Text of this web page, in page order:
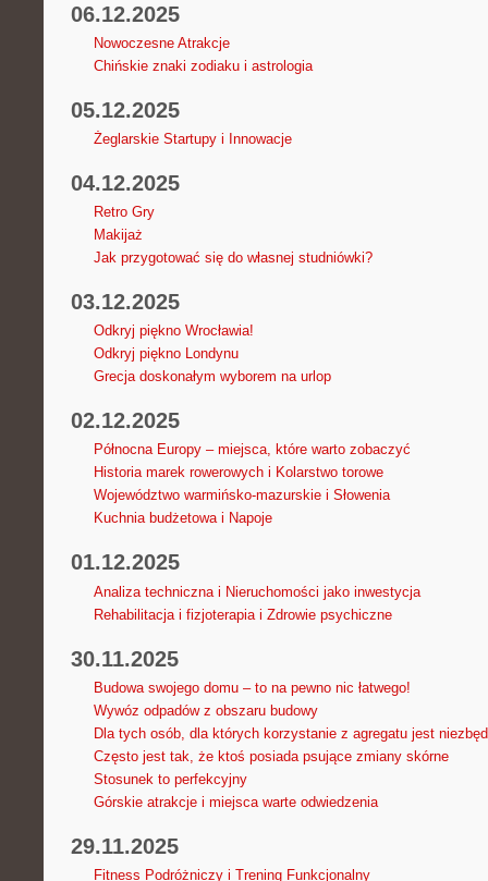
06.12.2025
Nowoczesne Atrakcje
Chińskie znaki zodiaku i astrologia
05.12.2025
Żeglarskie Startupy i Innowacje
04.12.2025
Retro Gry
Makijaż
Jak przygotować się do własnej studniówki?
03.12.2025
Odkryj piękno Wrocławia!
Odkryj piękno Londynu
Grecja doskonałym wyborem na urlop
02.12.2025
Północna Europy – miejsca, które warto zobaczyć
Historia marek rowerowych i Kolarstwo torowe
Województwo warmińsko-mazurskie i Słowenia
Kuchnia budżetowa i Napoje
01.12.2025
Analiza techniczna i Nieruchomości jako inwestycja
Rehabilitacja i fizjoterapia i Zdrowie psychiczne
30.11.2025
Budowa swojego domu – to na pewno nic łatwego!
Wywóz odpadów z obszaru budowy
Dla tych osób, dla których korzystanie z agregatu jest
Często jest tak, że ktoś posiada psujące zmiany skórne
Stosunek to perfekcyjny
Górskie atrakcje i miejsca warte odwiedzenia
29.11.2025
Fitness Podróżniczy i Trening Funkcjonalny